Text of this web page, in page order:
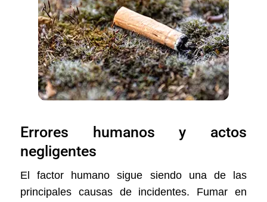
Errores humanos y actos
negligentes
El factor humano sigue siendo una de las
principales causas de incidentes. Fumar en